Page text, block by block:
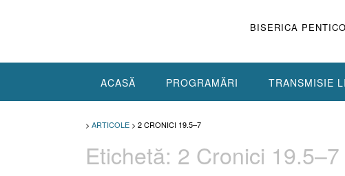
BISERICA
ACASĂ PROGRAMĂRI TRANSMISIE
> ARTICOLE > 2 CRONICI 19.5–7
Etichetă: 2 Cronici 19.5–7